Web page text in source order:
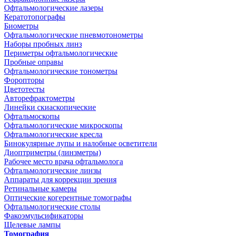
Офтальмологические лазеры
Кератотопографы
Биометры
Офтальмологические пневмотонометры
Наборы пробных линз
Периметры офтальмологические
Пробные оправы
Офтальмологические тонометры
Форопторы
Цветотесты
Авторефрактометры
Линейки скиаскопические
Офтальмоскопы
Офтальмологические микроскопы
Офтальмологические кресла
Бинокулярные лупы и налобные осветители
Диоптриметры (линзметры)
Рабочее место врача офтальмолога
Офтальмологические линзы
Аппараты для коррекции зрения
Ретинальные камеры
Оптические когерентные томографы
Офтальмологические столы
Факоэмульсификаторы
Щелевые лампы
Томография